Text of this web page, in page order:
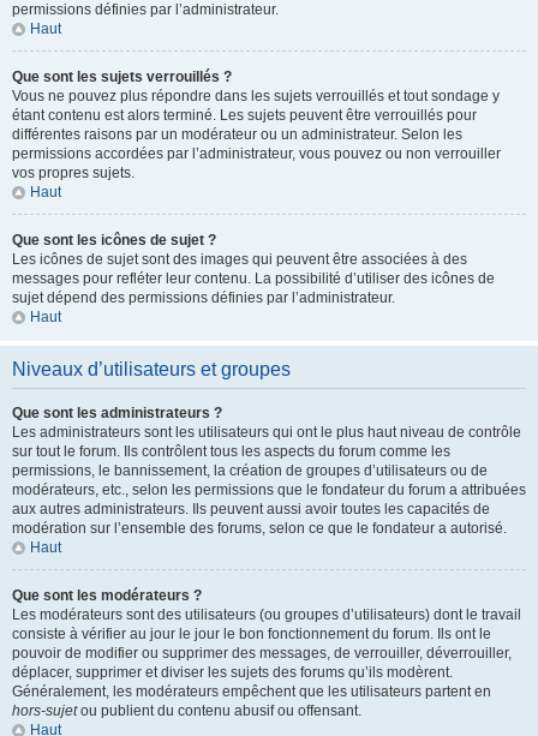
permissions définies par l’administrateur.
Haut
Que sont les sujets verrouillés ?
Vous ne pouvez plus répondre dans les sujets verrouillés et tout sondage y
étant contenu est alors terminé. Les sujets peuvent être verrouillés pour
différentes raisons par un modérateur ou un administrateur. Selon les
permissions accordées par l’administrateur, vous pouvez ou non verrouiller
vos propres sujets.
Haut
Que sont les icônes de sujet ?
Les icônes de sujet sont des images qui peuvent être associées à des
messages pour refléter leur contenu. La possibilité d’utiliser des icônes de
sujet dépend des permissions définies par l’administrateur.
Haut
Niveaux d’utilisateurs et groupes
Que sont les administrateurs ?
Les administrateurs sont les utilisateurs qui ont le plus haut niveau de contrôle
sur tout le forum. Ils contrôlent tous les aspects du forum comme les
permissions, le bannissement, la création de groupes d’utilisateurs ou de
modérateurs, etc., selon les permissions que le fondateur du forum a attribuées
aux autres administrateurs. Ils peuvent aussi avoir toutes les capacités de
modération sur l’ensemble des forums, selon ce que le fondateur a autorisé.
Haut
Que sont les modérateurs ?
Les modérateurs sont des utilisateurs (ou groupes d’utilisateurs) dont le travail
consiste à vérifier au jour le jour le bon fonctionnement du forum. Ils ont le
pouvoir de modifier ou supprimer des messages, de verrouiller, déverrouiller,
déplacer, supprimer et diviser les sujets des forums qu’ils modèrent.
Généralement, les modérateurs empêchent que les utilisateurs partent en
hors-sujetou publient du contenu abusif ou offensant.
Haut